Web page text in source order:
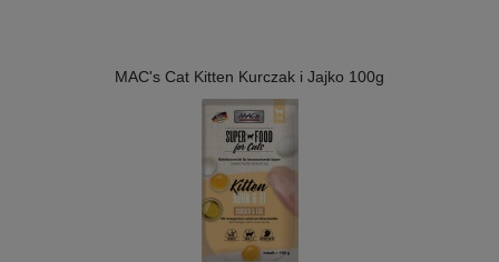
MAC's Cat Kitten Kurczak i Jajko 100g